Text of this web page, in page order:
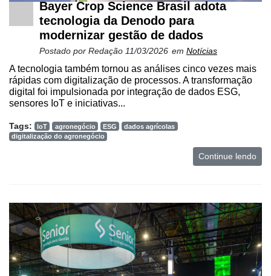
e
Commerce
Informatização
da
Agricultura
Software
Recursos
Hídricos
Membros
Liberali
Bayer Crop Science Brasil adota
tecnologia da Denodo para
modernizar gestão de dados
Postado por Redação 11/03/2026 em Notícias
A tecnologia também tornou as análises cinco vezes mais
rápidas com digitalização de processos. A transformação
digital foi impulsionada por integração de dados ESG,
sensores IoT e iniciativas...
Tags: IoT agronegócio ESG
dados agrícolas
digitalização do agronegócio
Continue lendo